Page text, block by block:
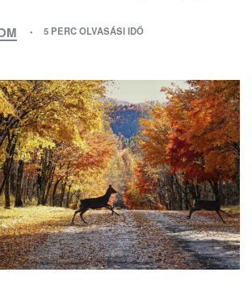
5 PERC OLVASÁSI IDŐ